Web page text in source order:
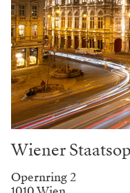
Wiener
Opernring 2